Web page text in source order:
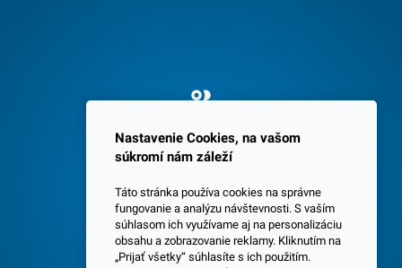
Spokojných 3600 zákazníkov
Nastavenie Cookies, na vašom
súkromí nám záleží
Táto stránka používa cookies na správne
fungovanie a analýzu návštevnosti. S vaším
súhlasom ich využívame aj na personalizáciu
obsahu a zobrazovanie reklamy. Kliknutím na
„Prijať všetky“ súhlasíte s ich použitím.